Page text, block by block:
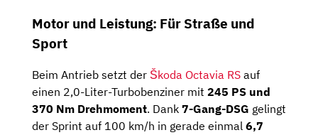
Motor und Leistung: Für Straße und
Sport
Beim Antrieb setzt der Škoda Octavia RS auf
einen 2,0-Liter-Turbobenziner mit 245 PS und
370 Nm Drehmoment. Dank 7-Gang-DSG gelingt
der Sprint auf 100 km/h in gerade einmal 6,7